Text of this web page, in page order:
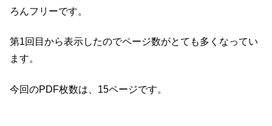
ろんフリーです。
第1回目から表示したのでページ数がとても多くなってい
ます。
今回のPDF枚数は、15ページです。